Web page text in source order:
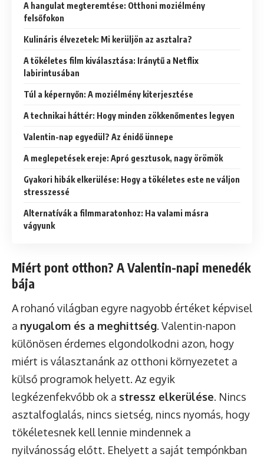
A hangulat megteremtése: Otthoni moziélmény
felsőfokon
Kulináris élvezetek: Mi kerüljön az asztalra?
A tökéletes film kiválasztása: Iránytű a Netflix
labirintusában
Túl a képernyőn: A moziélmény kiterjesztése
A technikai háttér: Hogy minden zökkenőmentes legyen
Valentin-nap egyedül? Az énidő ünnepe
A meglepetések ereje: Apró gesztusok, nagy örömök
Gyakori hibák elkerülése: Hogy a tökéletes este ne váljon
stresszessé
Alternatívák a filmmaratonhoz: Ha valami másra
vágyunk
Miért pont otthon? A Valentin-napi menedék
bája
A rohanó világban egyre nagyobb értéket képvisel
a nyugalom és a meghittség. Valentin-napon
különösen érdemes elgondolkodni azon, hogy
miért is választanánk az otthoni környezetet a
külső programok helyett. Az egyik
legkézenfekvőbb ok a stressz elkerülése. Nincs
asztalfoglalás, nincs sietség, nincs nyomás, hogy
tökéletesnek kell lennie mindennek a
nyilvánosság előtt. Ehelyett a saját tempónkban